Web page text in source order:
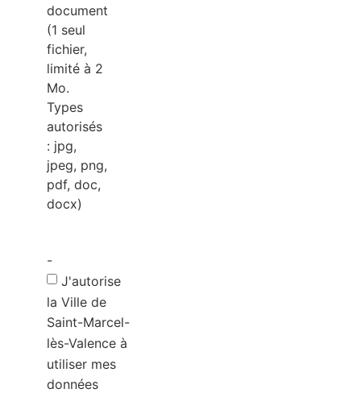
document
(1 seul
fichier,
limité à 2
Mo.
Types
autorisés
: jpg,
jpeg, png,
pdf, doc,
docx)
-
J'autorise
la Ville de
Saint-Marcel-
lès-Valence à
utiliser mes
données